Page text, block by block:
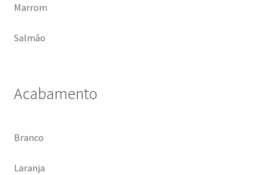
Marrom
Salmão
Acabamento
Branco
Laranja